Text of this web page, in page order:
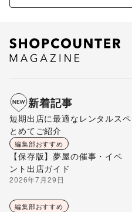
新着記事
短期出店に最適なレンタルス
とめてご紹介
編集部おすすめ
【保存版】夢屋の催事・イベ
ント出店ガイド
2026年7月29日
編集部おすすめ